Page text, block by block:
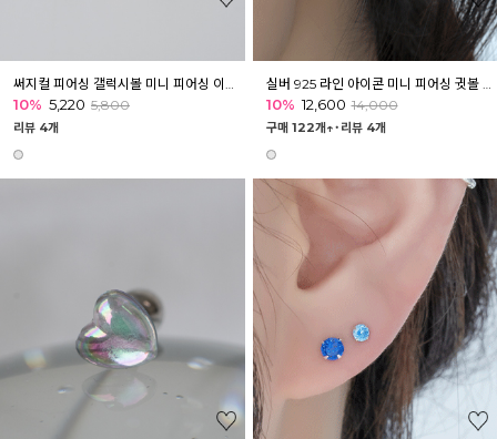
써지컬 피어싱 갤럭시볼 미니 피어싱 이너컨츠 아웃컨츠 귓바퀴
10% 5,220 5,800
리뷰 4개
실버 925 라인 아이콘 미니 피어싱 귓볼 귓바퀴 이너컨츠
10% 12,600 14,000
구매 122개↑˙ 리뷰 4개